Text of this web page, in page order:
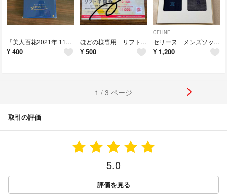
「美人百花2021年 11月号」付録 ロゴリボントート
¥ 400
ほどの様専用 リフト半額券 1枚
¥ 500
CELINE
セリーヌ メンズソックス 2足セット
¥ 1,200
1 / 3 ページ
取引の評価
5.0
評価を見る